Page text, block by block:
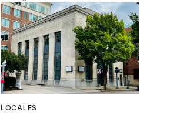
LOCALES